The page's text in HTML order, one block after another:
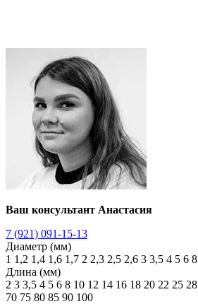
Ваш консультант Анастасия
7 (921) 091-15-13
Диаметр (мм)
1 1,2 1,4 1,6 1,7 2 2,3 2,5 2,6 3 3,5 4 5 6 8
Длина (мм)
2 3 3,5 4 5 6 8 10 12 14 16 18 20 22 25 28
70 75 80 85 90 100